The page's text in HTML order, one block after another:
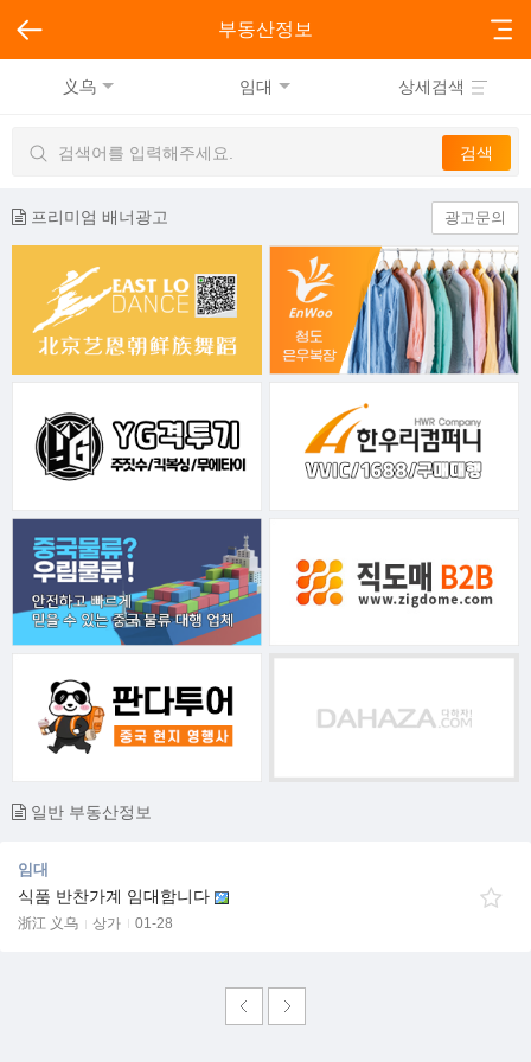
부동산정보
义乌 임대 상세검색
프리미엄 배너광고 광고문의
일반 부동산정보
임대
식품 반찬가계 임대함니다
浙江 义乌 상가 01-28